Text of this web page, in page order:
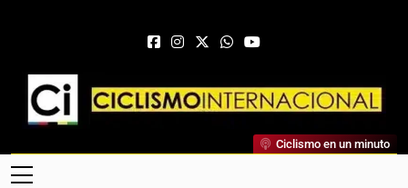
Ciclismo Internacional
Web Dedicada Al Ciclismo Mundial. Entrevistas, Análisis,
Crónicas, Previas Y Más. La Web Ciclista De Referencia.
Ciclismo en un minuto